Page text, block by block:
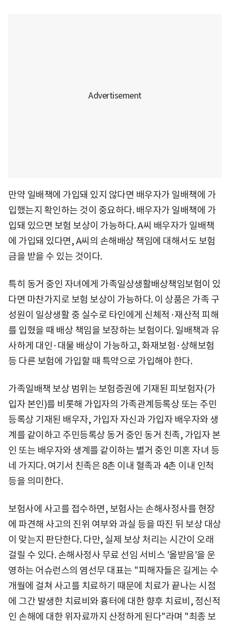
만약 일배책에 가입돼 있지 않다면 배우자가 일배책에 가
입했는지 확인하는 것이 중요하다. 배우자가 일배책에 가
입돼 있으면 보험 보상이 가능하다. A씨 배우자가 일배책
에 가입돼 있다면, A씨의 손해배상 책임에 대해서도 보험
금을 받을 수 있는 것이다.
특히 동거 중인 자녀에게 가족일상생활배상책임보험이 있
다면 마찬가지로 보험 보상이 가능하다. 이 상품은 가족 구
성원이 일상생활 중 실수로 타인에게 신체적·재산적 피해
를 입혔을 때 배상 책임을 보장하는 보험이다. 일배책과 유
사하게 대인·대물 배상이 가능하고, 화재보험·상해보험
등 다른 보험에 가입할 때 특약으로 가입해야 한다.
가족일배책 보상 범위는 보험증권에 기재된 피보험자(가
입자 본인)를 비롯해 가입자의 가족관계등록상 또는 주민
등록상 기재된 배우자, 가입자 자신과 가입자 배우자와 생
계를 같이하고 주민등록상 동거 중인 동거 친족, 가입자 본
인 또는 배우자와 생계를 같이하는 별거 중인 미혼 자녀 등
네 가지다. 여기서 친족은 8촌 이내 혈족과 4촌 이내 인척
등을 의미한다.
보험사에 사고를 접수하면, 보험사는 손해사정사를 현장
에 파견해 사고의 진위 여부와 과실 등을 따진 뒤 보상 대상
이 맞는지 판단한다. 다만, 실제 보상 처리는 시간이 오래
걸릴 수 있다. 손해사정사 무료 선임 서비스 '올받음'을 운
영하는 어슈런스의 염선무 대표는 "피해자들은 길게는 수
개월에 걸쳐 사고를 치료하기 때문에 치료가 끝나는 시점
에 그간 발생한 치료비와 흉터에 대한 향후 치료비, 정신적
인 손해에 대한 위자료까지 산정하게 된다"라며 "최종 보